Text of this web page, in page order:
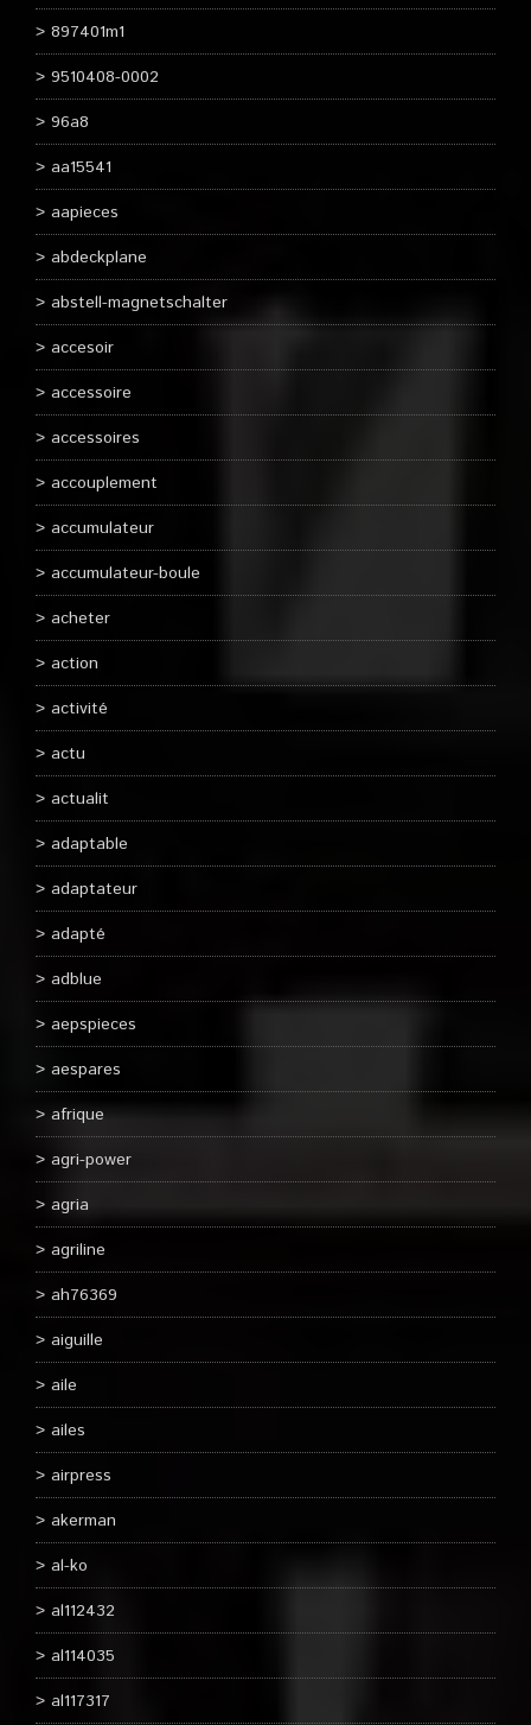
897401m1
9510408-0002
96a8
aa15541
aapieces
abdeckplane
abstell-magnetschalter
accesoir
accessoire
accessoires
accouplement
accumulateur
accumulateur-boule
acheter
action
activité
actu
actualit
adaptable
adaptateur
adapté
adblue
aepspieces
aespares
afrique
agri-power
agria
agriline
ah76369
aiguille
aile
ailes
airpress
akerman
al-ko
al112432
al114035
al117317